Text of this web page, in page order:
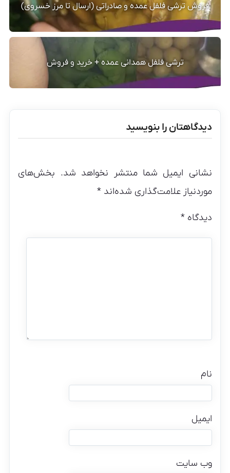
فروش ترشی فلفل عمده و صادراتی (ارسال تا مرز خسروی)
ترشی فلفل همدانی عمده + خرید و فروش
دیدگاهتان را بنویسید
نشانی ایمیل شما منتشر نخواهد شد. بخش‌های
موردنیاز علامت‌گذاری شده‌اند*
دیدگاه*
نام
ایمیل
وب‌ سایت